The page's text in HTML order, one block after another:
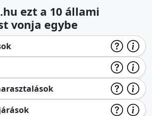
ezt a 10 állami
vonja egybe